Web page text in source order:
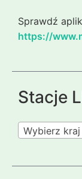
Sprawdź
https://
Stacje
Wybierz kraj